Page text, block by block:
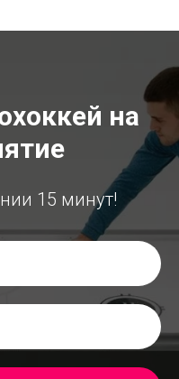
на
15 минут!